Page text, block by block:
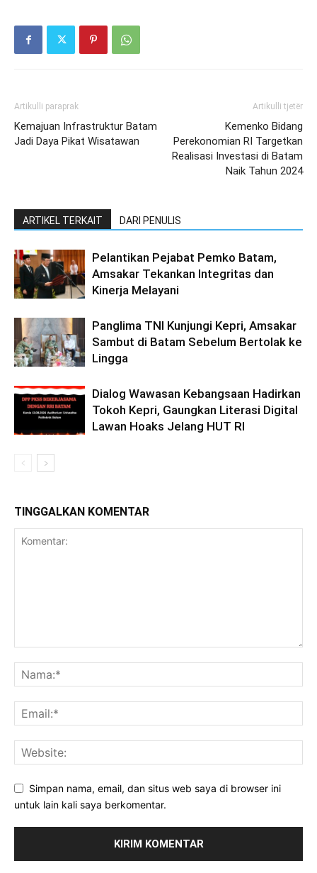
Artikulli paraprak
Kemajuan Infrastruktur Batam
Jadi Daya Pikat Wisatawan
Artikulli tjetër
Kemenko Bidang
Perekonomian RI Targetkan
Realisasi Investasi di Batam
Naik Tahun 2024
ARTIKEL TERKAIT DARI PENULIS
Pelantikan Pejabat Pemko Batam,
Amsakar Tekankan Integritas dan
Kinerja Melayani
Panglima TNI Kunjungi Kepri, Amsakar
Sambut di Batam Sebelum Bertolak ke
Lingga
Dialog Wawasan Kebangsaan Hadirkan
Tokoh Kepri, Gaungkan Literasi Digital
Lawan Hoaks Jelang HUT RI
TINGGALKAN KOMENTAR
Simpan nama, email, dan situs web saya di browser ini
untuk lain kali saya berkomentar.